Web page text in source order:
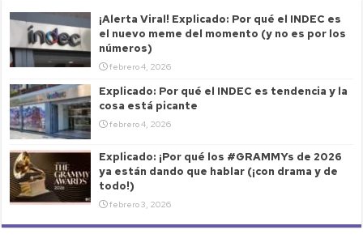
¡Alerta Viral! Explicado: Por qué el INDEC es
el nuevo meme del momento (y no es por los
números)
febrero 4, 2026
Explicado: Por qué el INDEC es tendencia y la
cosa está picante
febrero 4, 2026
Explicado: ¡Por qué los #GRAMMYs de 2026
ya están dando que hablar (¡con drama y de
todo!)
febrero 3, 2026